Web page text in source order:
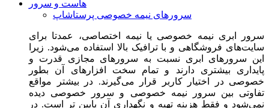
هاست و سرور
سرورهای نیمه خصوصی پرستاشاپ
سرور ابری نیمه خصوصی یا نیمه اختصاصی، عمدتا برای
سایت‌های فروشگاهی و با ترافیک بالا استفاده می‌شود. زیرا
این سرورهای ابری نسبت به سرورهای مجازی قدرت و
پایداری بیشتری دارند و تمام سخت افزارهای آن بطور
خصوصی در اختیار کاربر قرار می‌گیرند. در بیشتر مواقع
تفاوتی بین سرور نیمه خصوصی و سرور خصوصی دیده
نمی‌شود و فقط هزینه تهیه و نگهداری آن پایین تر است. در